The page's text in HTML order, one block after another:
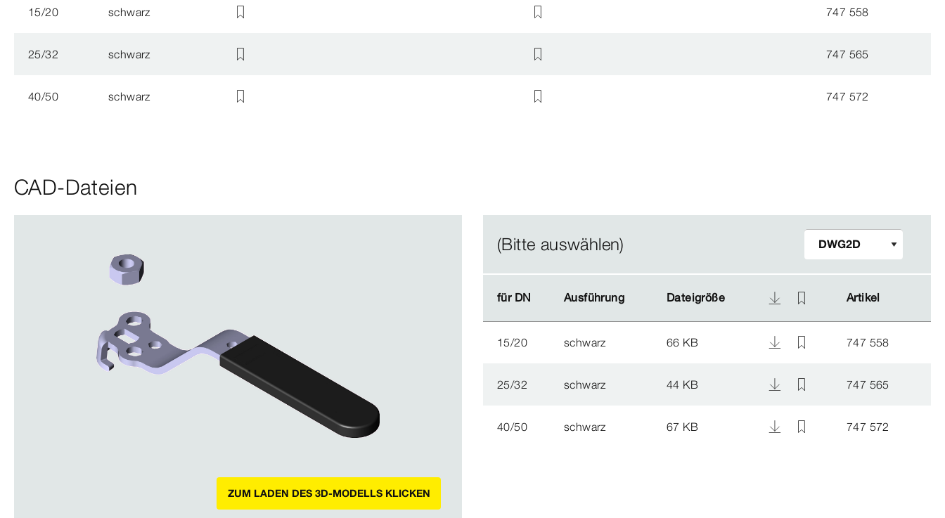
15/20 schwarz 747 558
25/32 schwarz 747 565
40/50 schwarz 747 572
CAD-Dateien
ZUM LADEN DES 3D-MODELLS KLICKEN
(Bitte auswählen)
für DN Ausführung Dateigröße Artikel
für DN Ausführung Dateigröße Artikel
15/20 schwarz 66 KB 747 558
25/32 schwarz 44 KB 747 565
40/50 schwarz 67 KB 747 572